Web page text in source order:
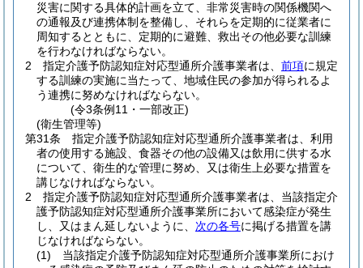
災害に関する具体的計画を立て、非常災害時の関係機関へ
の通報及び連携体制を整備し、それらを定期的に従業者に
周知するとともに、定期的に避難、救出その他必要な訓練
を行わなければならない。
2
指定介護予防認知症対応型通所介護事業者は、 前項に規定
する訓練の実施に当たって、地域住民の参加が得られるよ
う連携に努めなければならない。
(令3条例11・一部改正)
(衛生管理等)
第31条
指定介護予防認知症対応型通所介護事業者は、利用
者の使用する施設、食器その他の設備又は飲用に供する水
について、衛生的な管理に努め、又は衛生上必要な措置を
講じなければならない。
2
指定介護予防認知症対応型通所介護事業者は、当該指定介
護予防認知症対応型通所介護事業所において感染症が発生
し、又はまん延しないように、 次の各号に掲げる措置を講
じなければならない。
(1)
当該指定介護予防認知症対応型通所介護事業所におけ